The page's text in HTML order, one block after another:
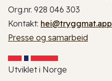
Org.nr. 928 046 303
Kontakt: hei@tryggmat.app
Presse og samarbeid
Utviklet i Norge